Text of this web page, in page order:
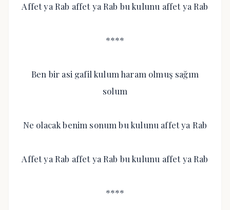
Affet ya Rab affet ya Rab bu kulunu affet ya Rab
****
Ben bir asi gafil kulum haram olmuş sağım
solum
Ne olacak benim sonum bu kulunu affet ya Rab
Affet ya Rab affet ya Rab bu kulunu affet ya Rab
****